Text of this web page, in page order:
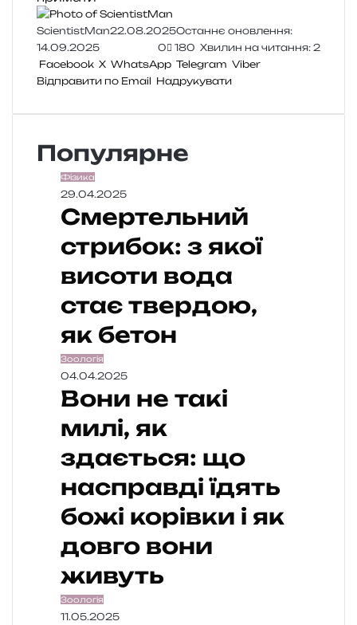
ScientistMan22.08.2025Останнє оновлення:
14.09.2025
0 180 Хвилин на читання: 2
Facebook X WhatsApp Telegram Viber
Відправити по Email Надрукувати
Популярне
Фізика
29.04.2025
Смертельний
стрибок: з якої
висоти вода
стає твердою,
як бетон
Зоологія
04.04.2025
Вони не такі
милі, як
здається: що
насправді їдять
божі корівки і як
довго вони
живуть
Зоологія
11.05.2025